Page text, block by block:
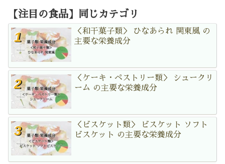
【注目の食品】同じカテゴリ
＜和干菓子類＞ ひなあられ 関東風 の
主要な栄養成分
＜ケーキ・ペストリー類＞ シュークリ
ーム の主要な栄養成分
＜ビスケット類＞ ビスケット ソフト
ビスケット の主要な栄養成分